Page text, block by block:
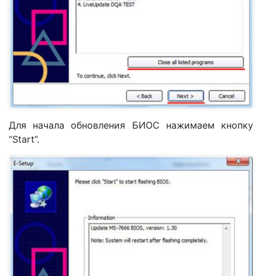
Для начала обновления БИОС нажимаем кнопку
“Start”.